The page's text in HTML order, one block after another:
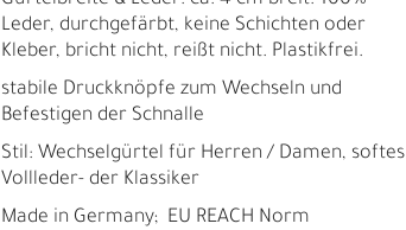
Leder, durchgefärbt, keine Schichten oder
Kleber, bricht nicht, reißt nicht. Plastikfrei.
stabile Druckknöpfe zum Wechseln und
Befestigen der Schnalle
Stil: Wechselgürtel für Herren / Damen, softes
Vollleder- der Klassiker
Made in Germany; EU REACH Norm